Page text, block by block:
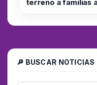
terreno a familias
🔎 BUSCAR NOTICIAS